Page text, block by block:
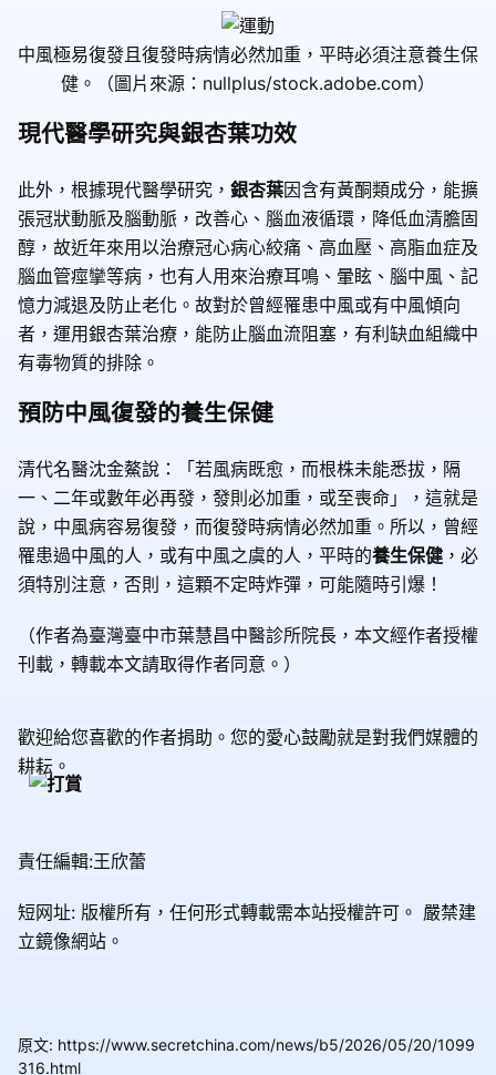
中風極易復發且復發時病情必然加重，平時必須注意養生保
健。（圖片來源：nullplus/stock.adobe.com）
現代醫學研究與銀杏葉功效
此外，根據現代醫學研究， 銀杏葉因含有黃酮類成分，能擴
張冠狀動脈及腦動脈，改善心、腦血液循環，降低血清膽固
醇，故近年來用以治療冠心病心絞痛、高血壓、高脂血症及
腦血管痙攣等病，也有人用來治療耳鳴、暈眩、腦中風、記
憶力減退及防止老化。故對於曾經罹患中風或有中風傾向
者，運用銀杏葉治療，能防止腦血流阻塞，有利缺血組織中
有毒物質的排除。
預防中風復發的養生保健
清代名醫沈金鰲說：「若風病既愈，而根株未能悉拔，隔
一、二年或數年必再發，發則必加重，或至喪命」，這就是
說，中風病容易復發，而復發時病情必然加重。所以，曾經
罹患過中風的人，或有中風之虞的人，平時的養生保健 ，必
須特別注意，否則，這顆不定時炸彈，可能隨時引爆！
（作者為臺灣臺中市葉慧昌中醫診所院長，本文經作者授權
刊載，轉載本文請取得作者同意。）
歡迎給您喜歡的作者捐助。您的愛心鼓勵就是對我們媒體的
耕耘。
責任編輯:王欣蕾
短网址: 版權所有，任何形式轉載需本站授權許可。 嚴禁建
立鏡像網站。
原文: https://www.secretchina.com/news/b5/2026/05/20/1099
316.html